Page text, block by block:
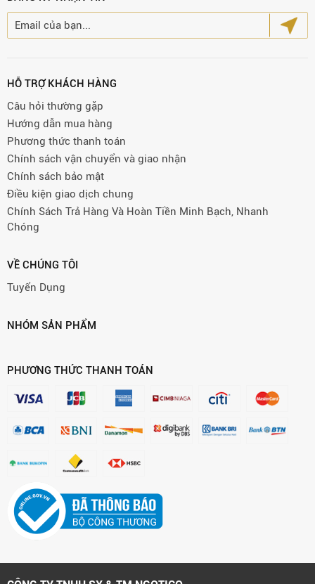
HỖ TRỢ KHÁCH HÀNG
Câu hỏi thường gặp
Hướng dẫn mua hàng
Phương thức thanh toán
Chính sách vận chuyển và giao nhận
Chính sách bảo mật
Điều kiện giao dịch chung
Chính Sách Trả Hàng Và Hoàn Tiền Minh Bạch, Nhanh
Chóng
VỀ CHÚNG TÔI
Tuyển Dụng
NHÓM SẢN PHẨM
PHƯƠNG THỨC THANH TOÁN